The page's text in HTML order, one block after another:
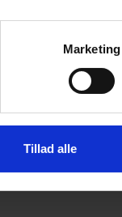
Marketing
Tillad alle